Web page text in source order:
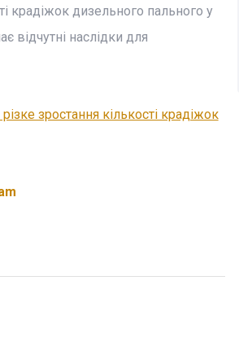
крадіжок дизельного пального у
відчутні наслідки для
зростання кількості крадіжок